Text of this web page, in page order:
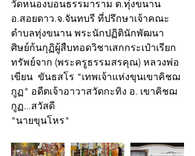
วัดหนองบอนธรรมาราม ต.ทุ่งขนาน
อ.สอยดาว.จ.จันทบรี ที่ปรึกษาเจ้าคณะ
ตำบลทุ่งขนาน พระนักปฏิตินักพัฒนา
ศิษย์ก้นกุฏิผู้สืบทอดวิชาเสกกระเป๋าเรียก
ทรัพย์จาก (พระครูธรรมสรคุณ) หลวงพ่อ
เขียน  ขันธสโร "เทพเจ้าแห่งขุนเขาคิชฌ
กูฏ" อดีตเจ้าอาวาสวัดกะทิง อ. เขาคิชฌ
กูฏ...สวัสดี
"นายขุนโหร"